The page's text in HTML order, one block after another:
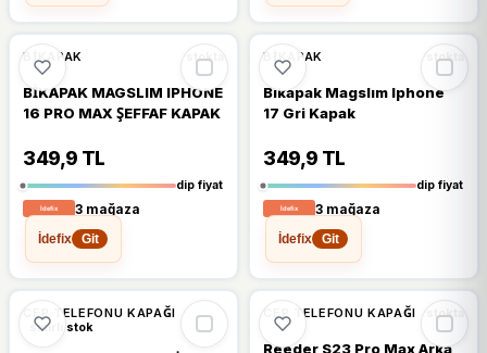
%41 %41 DÜŞTÜ
BIKAPAK stokta
BİKAPAK MAGSLIM IPHONE
16 PRO MAX ŞEFFAF KAPAK
349,9 TL
dip fiyat
3 mağaza
İdefix
Git
%41 %41 DÜŞTÜ
BIKAPAK stokta
Bikapak Magslım Iphone
17 Gri Kapak
349,9 TL
dip fiyat
3 mağaza
İdefix
Git
%37 🔥%37 DÜŞTÜ
CEP TELEFONU KAPAĞI
sınırlı stok
%39 🔥%39 DÜŞTÜ
CEP TELEFONU KAPAĞI stokta
Reeder S23 Pro Max Arka